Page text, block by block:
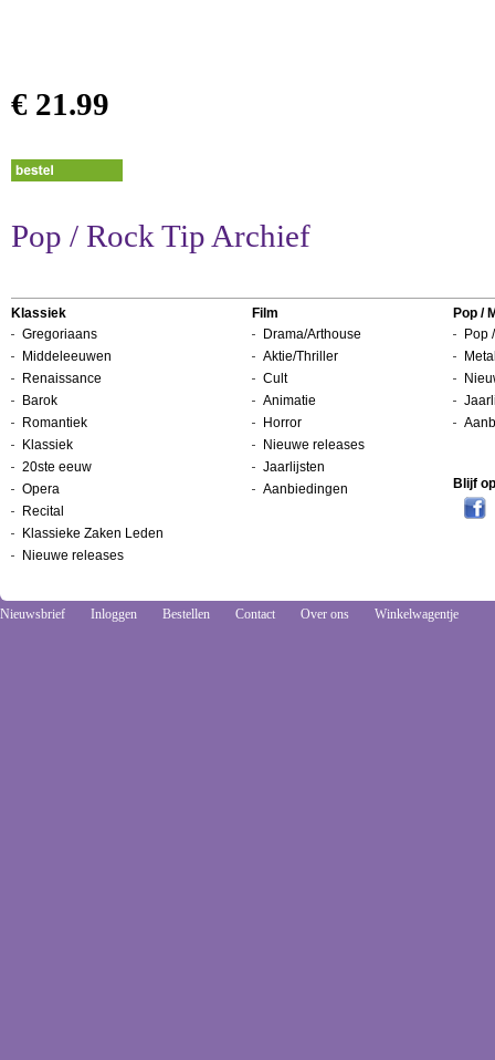
€ 21.99
Pop / Rock Tip Archief
Klassiek
Gregoriaans
Middeleeuwen
Renaissance
Barok
Romantiek
Klassiek
20ste eeuw
Opera
Recital
Klassieke Zaken Leden
Nieuwe releases
Film
Drama/Arthouse
Aktie/Thriller
Cult
Animatie
Horror
Nieuwe releases
Jaarlijsten
Aanbiedingen
Pop /
Pop
Blijf
Nieuwsbrief Inloggen Bestellen Contact Over ons Winkelwagentje